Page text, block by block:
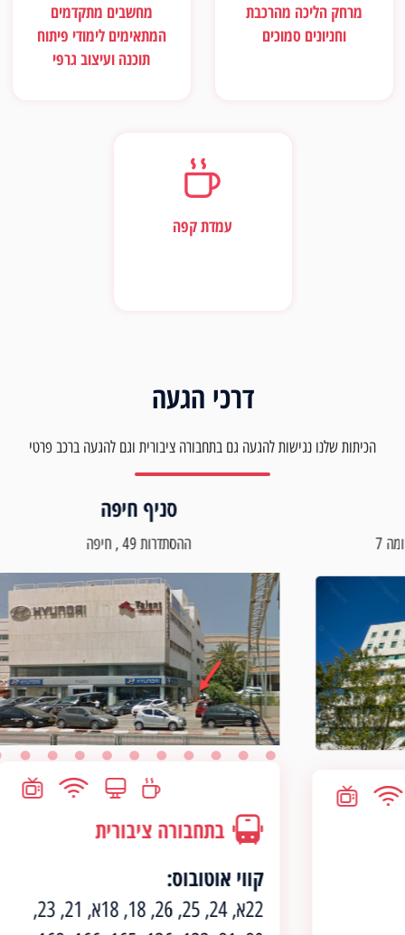
מרחק הליכה מהרכבת
וחניונים סמוכים
מחשבים מתקדמים
המתאימים לימודי פיתוח
תוכנה ועיצוב גרפי
עמדת קפה
דרכי הגעה
הכיתות שלנו נגישות להגעה גם בתחבורה ציבורית וגם להגעה ברכב פרטי
סניף חיפה
ההסתדרות 49 , חיפה
בתחבורה ציבורית
קווי אוטובוס:
22א, 24, 25, 26, 18, 18א, 21, 23,